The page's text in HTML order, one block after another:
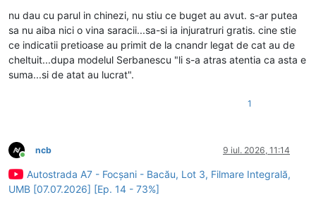
nu dau cu parul in chinezi, nu stiu ce buget au avut. s-ar putea
sa nu aiba nici o vina saracii...sa-si ia injuratruri gratis. cine stie
ce indicatii pretioase au primit de la cnandr legat de cat au de
cheltuit...dupa modelul Serbanescu "li s-a atras atentia ca asta e
suma...si de atat au lucrat".
1
Conectat
ncb 9 iul. 2026, 11:14
Autostrada A7 - Focșani - Bacău, Lot 3, Filmare Integrală,
UMB [07.07.2026] [Ep. 14 - 73%]